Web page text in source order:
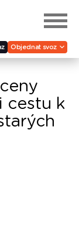
Objednat svoz
cestu k